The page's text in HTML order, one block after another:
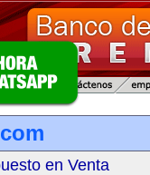
en Venta